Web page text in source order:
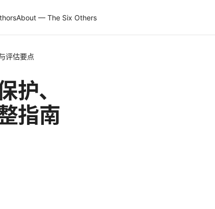
About — The Six Others
评估要点
护、
指南